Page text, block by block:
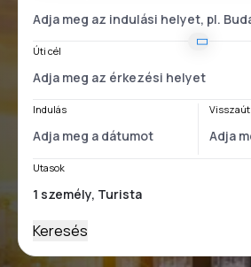
Úti cél
Indulás Visszaút
Utasok
Keresés